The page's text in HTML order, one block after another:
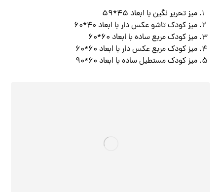
میز تحریر نگین با ابعاد ۴۵*۵۹
میز کودک تاشو عکس دار با ابعاد ۴۰*۶۰
میز کودک مربع ساده با ابعاد ۶۰*۶۰
میز کودک مربع عکس دار با ابعاد ۶۰*۶۰
میز کودک مستطیل ساده با ابعاد ۶۰*۹۰